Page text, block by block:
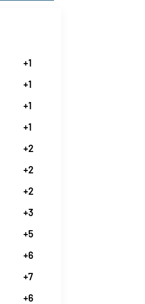
+1
+1
+1
+1
+2
+2
+2
+3
+5
+6
+7
+6